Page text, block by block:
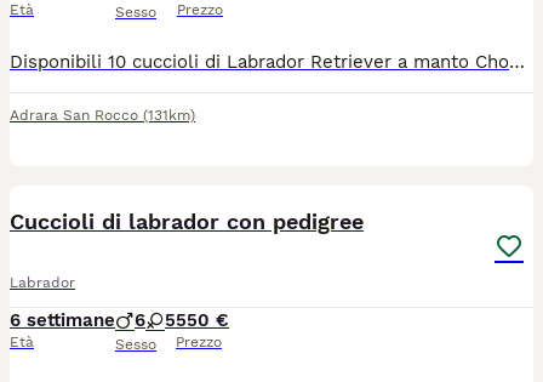
Età Sesso Prezzo
Disponibili 10 cuccioli di Labrador Retriever a manto Chocolate. 6 maschietti e 4 femminucce. Cuccioli selezionati sia a livello estetico che caratteriale. Genitori esenti displasia e malattie ereditarie. Ceduti dal compimento dei 60 giorni di vita, disponibili da fine Agosto, con: -doppia vaccinazione - doppia sverminazione - Libretto sanitario - microchip - attestato di buona salute -pedigree enci Sono aperte le prenotazioni. Per qualsiasi info non esitate a contattarci! Beppe 39 349 6443937
Adrara San Rocco (131km)
Cuccioli di labrador con pedigree
Labrador
6 settimane
Età
6 5
Sesso
550 €
Prezzo